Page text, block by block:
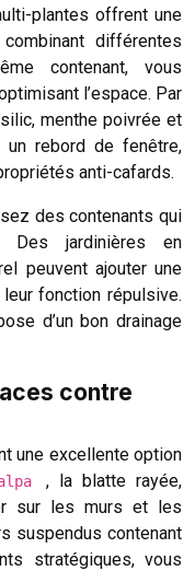
plantes offrent une
différentes
contenant, vous
l’espace. Par
menthe poivrée et
un rebord de fenêtre,
anti-cafards.
des contenants qui
Des jardinières en
peuvent ajouter une
fonction répulsive.
d’un bon drainage
contre
une excellente option
, la blatte rayée,
sur les murs et les
suspendus contenant
stratégiques, vous